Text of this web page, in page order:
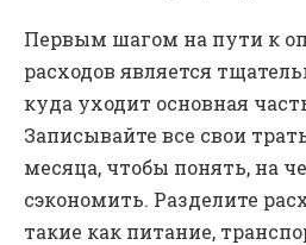
Первым шагом на пути к
расходов является
куда уходит основная
Записывайте все свои
месяца, чтобы понять, на
сэкономить. Разделите
такие как питание,